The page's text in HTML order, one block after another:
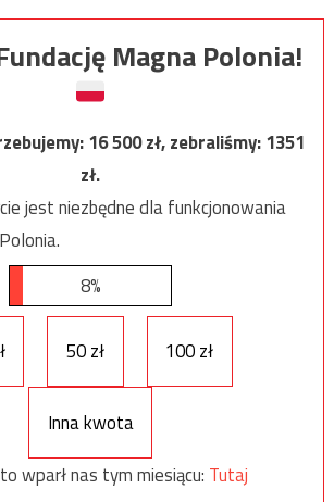
Magna Polonia!
16 500zł, zebraliśmy:1351
zł.
jest niezbędne dla funkcjonowania
8%
50 zł 100 zł
Inna kwota
wparł nas tym miesiącu: Tutaj